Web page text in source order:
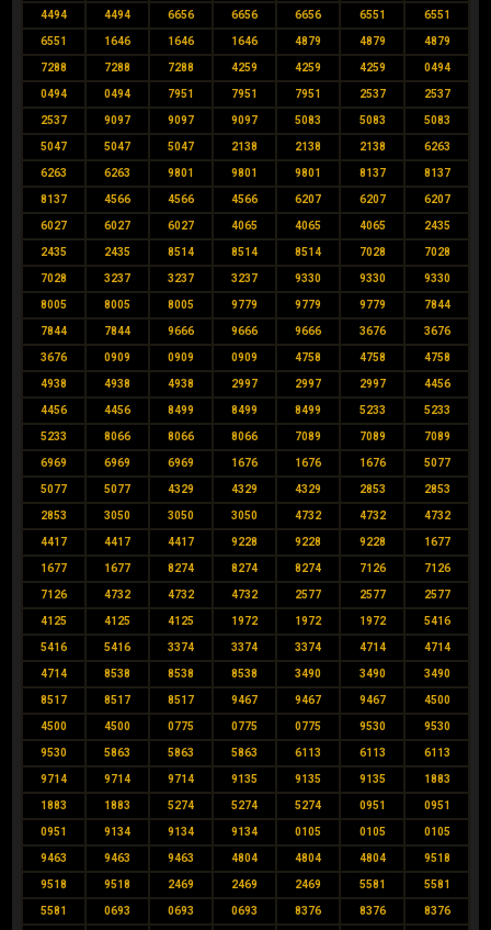
4494 4494 6656 6656 6656 6551 6551
6551 1646 1646 1646 4879 4879 4879
7288 7288 7288 4259 4259 4259 0494
0494 0494 7951 7951 7951 2537 2537
2537 9097 9097 9097 5083 5083 5083
5047 5047 5047 2138 2138 2138 6263
6263 6263 9801 9801 9801 8137 8137
8137 4566 4566 4566 6207 6207 6207
6027 6027 6027 4065 4065 4065 2435
2435 2435 8514 8514 8514 7028 7028
7028 3237 3237 3237 9330 9330 9330
8005 8005 8005 9779 9779 9779 7844
7844 7844 9666 9666 9666 3676 3676
3676 0909 0909 0909 4758 4758 4758
4938 4938 4938 2997 2997 2997 4456
4456 4456 8499 8499 8499 5233 5233
5233 8066 8066 8066 7089 7089 7089
6969 6969 6969 1676 1676 1676 5077
5077 5077 4329 4329 4329 2853 2853
2853 3050 3050 3050 4732 4732 4732
4417 4417 4417 9228 9228 9228 1677
1677 1677 8274 8274 8274 7126 7126
7126 4732 4732 4732 2577 2577 2577
4125 4125 4125 1972 1972 1972 5416
5416 5416 3374 3374 3374 4714 4714
4714 8538 8538 8538 3490 3490 3490
8517 8517 8517 9467 9467 9467 4500
4500 4500 0775 0775 0775 9530 9530
9530 5863 5863 5863 6113 6113 6113
9714 9714 9714 9135 9135 9135 1883
1883 1883 5274 5274 5274 0951 0951
0951 9134 9134 9134 0105 0105 0105
9463 9463 9463 4804 4804 4804 9518
9518 9518 2469 2469 2469 5581 5581
5581 0693 0693 0693 8376 8376 8376